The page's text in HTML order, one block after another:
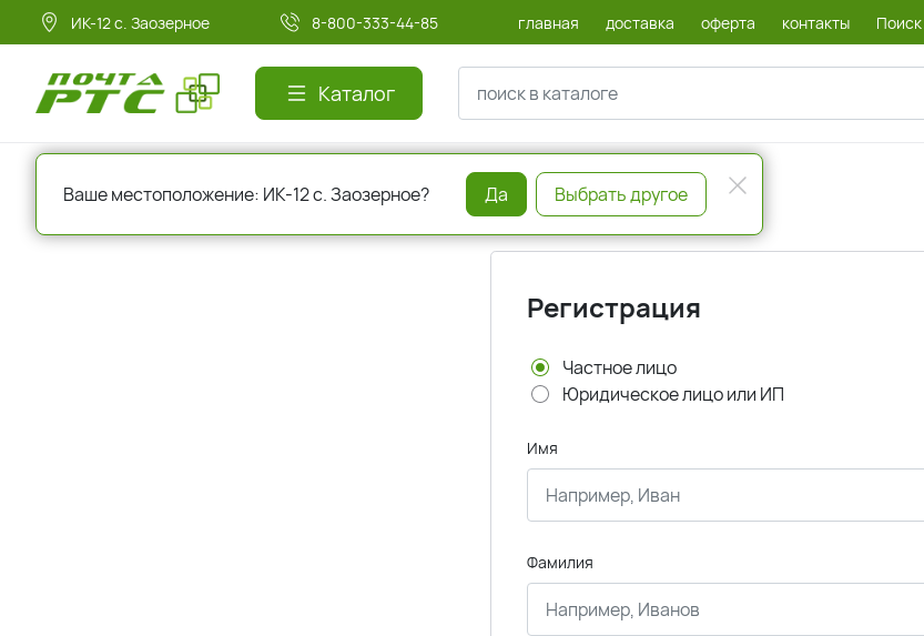
ИК-12 с. Заозерное 8-800-333-44-85 главная доставка оферта контакты Поиск
Каталог
Регистрация
Частное лицо
Юридическое лицо или ИП
Имя
Фамилия
Ваше местоположение: ИК-12 с. Заозерное? Да Выбрать другое